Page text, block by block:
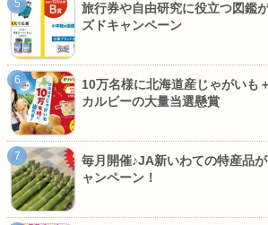
旅行券や自由研究に役立つ図鑑
ズドキャンペーン
10万名様に北海道産じゃがいも
カルビーの大量当選懸賞
毎月開催♪JA新いわての特産品
ャンペーン！